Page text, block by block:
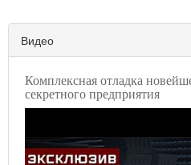
Видео
Комплексная отладка
секретного предприятия